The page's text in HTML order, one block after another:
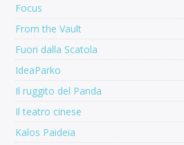
Focus
From the Vault
Fuori dalla Scatola
IdeaParko
Il ruggito del Panda
Il teatro cinese
Kalos Paideia